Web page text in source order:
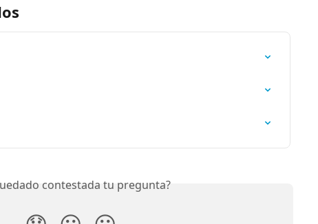
contestada tu pregunta?